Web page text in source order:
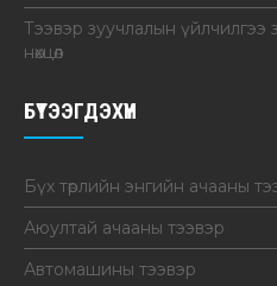
Тээвэр зуучлалын үйлчилгээ
нөхцөл
БҮТЭЭГДЭХҮҮН
Бүх төрлийн энгийн ачааны
Аюултай ачааны тээвэр
Автомашины тээвэр